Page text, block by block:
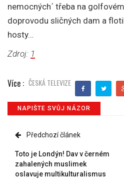
nemocných´ třeba na
doprovodu sličných dam a
hosty…
Zdroj: 1
Více : ČESKÁ TELEVIZE
NAPIŠTE SVŮJ NÁZOR
Předchozí článek
Toto je Londýn! Dav v černém
zahalených muslimek
oslavuje multikulturalismus